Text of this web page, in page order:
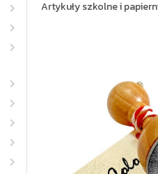
Artykuły szkolne i